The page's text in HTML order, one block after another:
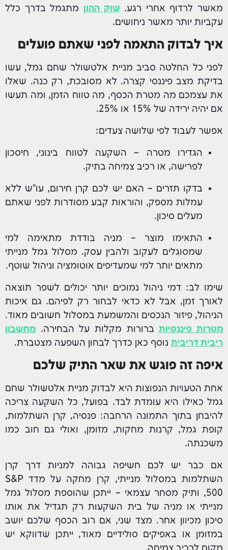
מאשר לרדוף אחרי רגע. שוק ההון מתגמל בדרך כלל
עקביות יותר מאשר ניחושים.
איך לבדוק התאמה לפני שאתם פועלים
לפני כל החלטה סביב מניית אלטשולר שחם גמל, עשו
בדיקת מצב פיננסי קצרה. לא מסובכת, רק כנה. שאלו
את עצמכם מה מטרת הכסף, מה טווח הזמן, ומה תעשו
אם יהיה ירידה של 15% או 25%.
אפשר לעבוד לפי שלושה צעדים:
הגדירו מטרה – השקעה לטווח בינוני, חיסכון
לפרישה, או רכיב צמיחה בתיק.
בדקו תזרים – האם יש לכם קרן חירום, עו"ש ללא
עמלות מספק, והוראות קבע מסודרות לפני שאתם
מעלים סיכון.
התאימו מוצר – מניה בודדת מתאימה למי
שמסוגלים לעקוב ולהבין עסק. מסלול גמל מנייתי
מתאים יותר למי שמעדיפים אוטומציה וניהול שוטף.
שימו לב: דמי ניהול נמוכים יותר יכולים לשפר תוצאה
לאורך זמן, אבל לא כדאי לבחור רק לפיהם. גם איכות
הניהול, פיזור הנכסים והמשמעת במסלול חשובים מאוד.
מטרות פיננסיותברורות מקלות על הבחירה. מחשבון
ריבית דריבית נוסף כאן כדרך לבחון השפעה מצטברת.
איפה זה פוגש את שאר התיק שלכם
אחת הטעויות הנפוצות היא לבדוק מניית אלטשולר שחם
גמל כאילו היא עומדת לבד. בפועל, כל השקעה צריכה
להיבחן בתוך התמונה הרחבה: פנסיה, קרן השתלמות,
קופת גמל, קרנות מחקות, מזומן, ואולי גם חוב כמו
משכנתה.
אם כבר יש לכם חשיפה גבוהה למניות דרך קרן
השתלמות במסלול מנייתי, קרן מחקה על מדד S&P
500, ותיק מסחר עצמאי – ייתכן שהוספת מסלול גמל
מנייתי או מניה של בית השקעות רק תגדיל את אותו
סיכון מכיוון אחר. מצד שני, אם רוב הכסף שלכם יושב
במזומן או באפיקים סולידיים מאוד, ייתכן שדווקא יש